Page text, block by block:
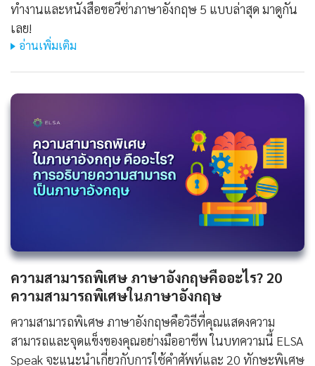
ทำงานและหนังสือขอวีซ่าภาษาอังกฤษ 5 แบบล่าสุด มาดูกัน
เลย!
อ่านเพิ่มเติม
ความสามารถพิเศษ ภาษาอังกฤษคืออะไร? 20
ความสามารถพิเศษในภาษาอังกฤษ
ความสามารถพิเศษ ภาษาอังกฤษคือวิธีที่คุณแสดงความ
สามารถและจุดแข็งของคุณอย่างมืออาชีพ ในบทความนี้ ELSA
Speak จะแนะนำเกี่ยวกับการใช้คำศัพท์และ 20 ทักษะพิเศษ